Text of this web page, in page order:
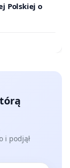
Polskiej o
i podjął